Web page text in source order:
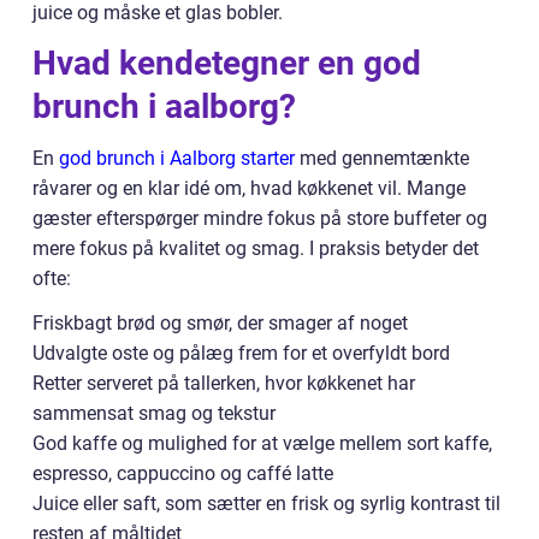
juice og måske et glas bobler.
Hvad kendetegner en god
brunch i aalborg?
En god brunch i Aalborg startermed gennemtænkte
råvarer og en klar idé om, hvad køkkenet vil. Mange
gæster efterspørger mindre fokus på store buffeter og
mere fokus på kvalitet og smag. I praksis betyder det
ofte:
Friskbagt brød og smør, der smager af noget
Udvalgte oste og pålæg frem for et overfyldt bord
Retter serveret på tallerken, hvor køkkenet har
sammensat smag og tekstur
God kaffe og mulighed for at vælge mellem sort kaffe,
espresso, cappuccino og caffé latte
Juice eller saft, som sætter en frisk og syrlig kontrast til
resten af måltidet